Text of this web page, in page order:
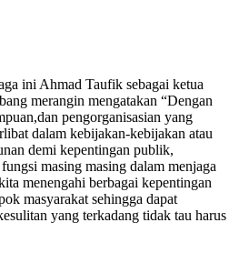
ini Ahmad Taufik sebagai ketua
merangin mengatakan “Dengan
pengorganisasian yang
dalam kebijakan-kebijakan atau
demi kepentingan publik,
masing masing dalam menjaga
menengahi berbagai kepentingan
masyarakat sehingga dapat
yang terkadang tidak tau harus